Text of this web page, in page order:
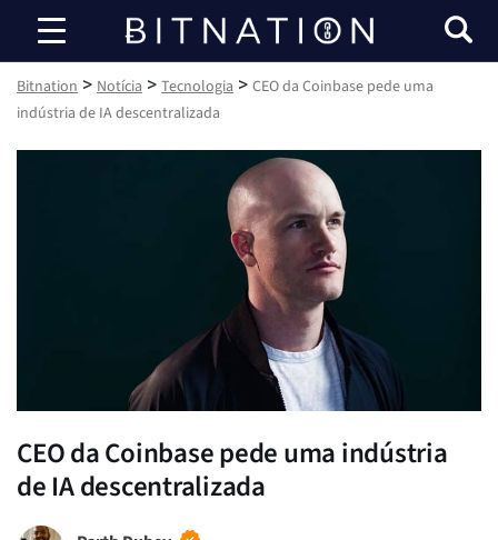
Bitnation
Bitnation > Notícia > Tecnologia > CEO da Coinbase pede uma
indústria de IA descentralizada
CEO da Coinbase pede uma indústria
de IA descentralizada